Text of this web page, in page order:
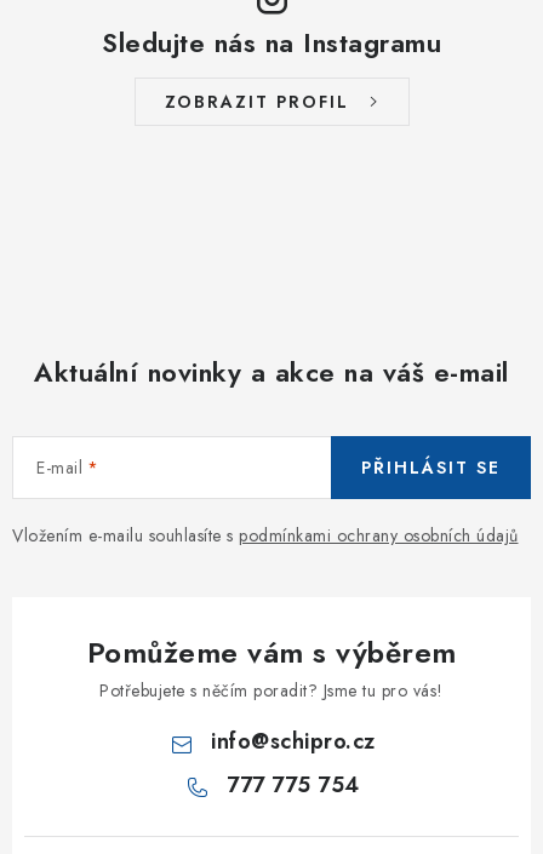
Sledujte nás na Instagramu
ZOBRAZIT PROFIL
Aktuální novinky a akce na váš e-mail
E-mail
Vložením e-mailu souhlasíte s podmínkami ochrany osobních údajů
PŘIHLÁSIT SE
Pomůžeme vám s výběrem
Potřebujete s něčím poradit? Jsme tu pro vás!
info@schipro.cz
777 775 754